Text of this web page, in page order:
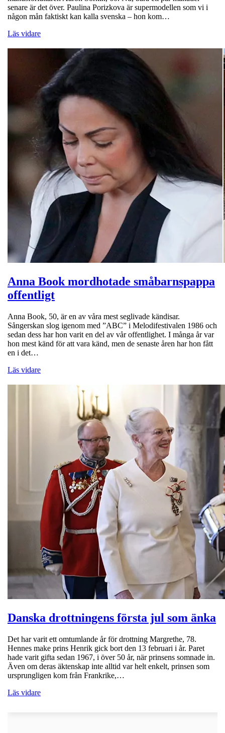
senare är det över. Paulina Porizkova är supermodellen som vi i
någon mån faktiskt kan kalla svenska – hon kom…
Läs vidare
Anna Book mordhotade småbarnspappa
offentligt
Anna Book, 50, är en av våra mest seglivade kändisar.
Sångerskan slog igenom med ”ABC” i Melodifestivalen 1986 och
sedan dess har hon varit en del av vår offentlighet. I många år var
hon mest känd för att vara känd, men de senaste åren har hon fått
en i det…
Läs vidare
Danska drottningens första jul som änka
Det har varit ett omtumlande år för drottning Margrethe, 78.
Hennes make prins Henrik gick bort den 13 februari i år. Paret
hade varit gifta sedan 1967, i över 50 år, när prinsens somnade in.
Även om deras äktenskap inte alltid var helt enkelt, prinsen som
ursprungligen kom från Frankrike,…
Läs vidare